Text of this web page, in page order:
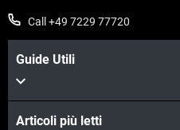
Call +49 7229 77720
Guide Utili
Articoli più letti